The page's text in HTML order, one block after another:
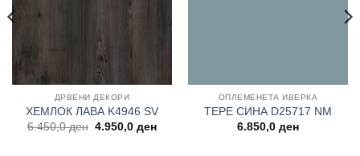
ДРВЕНИ ДЕКОРИ
ХЕМЛОК ЛАВА K4946 SV
6.450,0ден Original
4.950,0денCurrent
ОПЛЕМЕНЕТА ИВЕРКА
ТЕРЕ СИНА D25717 NM
6.850,0 ден